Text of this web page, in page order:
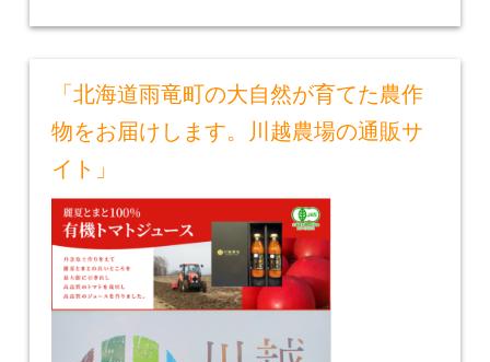
「北海道雨竜町の大自然が育てた農作
物をお届けします。川越農場の通販サ
イト」